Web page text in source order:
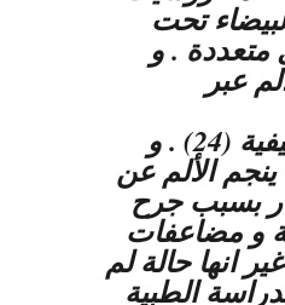
تحت
. و
عبر
البرونوسيسبتيفية (24) . و
الألم عن
بسبب جرح
و مضاعفات
(25) . غير انها حالة لم
الطبية